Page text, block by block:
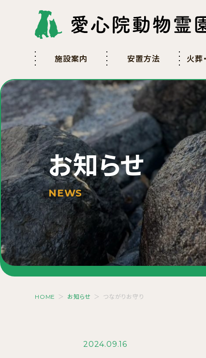
施設案内 安置方法 火葬
お知らせ
NEWS
HOME ＞ お知らせ ＞ つながりお守り
2024.09.16